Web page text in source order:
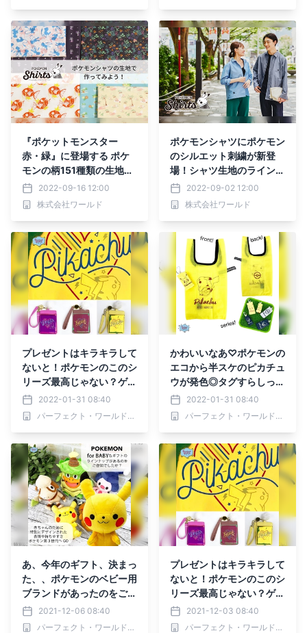
『ポケットモンスター
赤・緑』に登場する ポケ
モンの柄151種類の生地を
販売開始！
2022-09-16 12:00
株式会社ワールド
ポケモンシャツにポケモン
のシルエット刺繍が新登
場！シャツ生地のラインナ
ップも豊富に！
2022-09-02 12:00
株式会社ワールド
プレゼントはキラキラして
ないと！ポケモンのこのシ
リーズ最高じゃない？ゲン
ガーもいるよ♪イーブイ
も、いるよ♪
2022-01-31 08:40
パーフェクト・ワールド株式会社
かわいいなあ♡ポケモンの
エコから半スケのピカチュ
ウが発色◎タグすらしっぽ
に見えてきちゃうのは好き
すぎるから？
2022-01-31 08:40
パーフェクト・ワールド株式会社
あ、今年のギフト、決まっ
た、、ポケモンのベビー用
ブランドがあったのをご存
知ですか？“モンポケ”シリ
ーズから赤ちゃんへ向けた
2021-12-06 08:40
パーフェクト・ワールド株式会社
プレゼントはキラキラして
ないと！ポケモンのこのシ
リーズ最高じゃない？ゲン
ガーもいるよ♪イーブイ
も、いるよ♪
2021-12-03 08:40
パーフェクト・ワールド株式会社